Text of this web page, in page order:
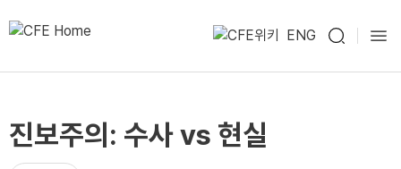
ENG
진보주의: 수사 vs 현실